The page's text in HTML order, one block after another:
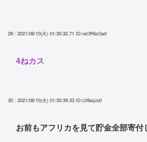
29 : 2021/08/10(火) 01:30:32.71 ID:reOR6zGa0
4ねカス
30 : 2021/08/10(火) 01:30:39.33 ID:Uf8eijJo0
お前もアフリカを見て貯金全部寄付